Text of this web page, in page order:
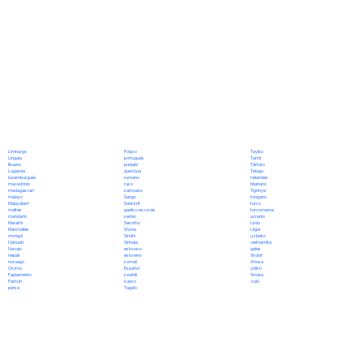
Limburgo
Lingala
lituano
Luganda
luxemburgués
macedónio
madagascarí
malayo
Malayalam
maltés
mandarín
Marathi
Marshallés
mongol
Náhuatl
Navajo
nepalí
noruego
Oromo
Papiamento
Pastún
persa
Polaco
portugués
punjabi
quechua
rumano
ruso
samoano
Sango
Sanskrit
gaélico escocés
serbio
Sesotho
Shona
Sindhi
Sinhala
eslovaco
esloveno
somalí
Español
swahili
sueco
Tagalo
Tayiko
Tamil
Tártaro
Telugu
tailandés
tibetano
Tigrinya
tongano
turco
turcomanos
ucranio
Urdu
Uigur
uzbeko
vietnamita
galés
Wolof
Xhosa
yídish
Yoruba
zulú